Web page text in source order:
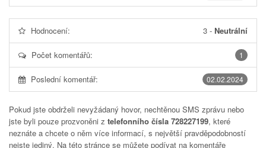
Hodnocení: 3 - Neutrální
1
Počet komentářů:
02.02.2024
Poslední komentář:
Pokud jste obdrželi nevyžádaný hovor, nechtěnou SMS zprávu nebo
jste byli pouze prozvoněni z telefonního čísla 728227199, které
neznáte a chcete o něm více informací, s největší pravděpodobností
nejste jediný. Na této stránce se můžete podívat na komentáře